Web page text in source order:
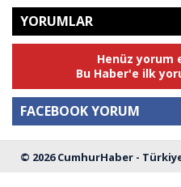
YORUMLAR
Henüz yorum
Bu Haber'e ilk
FACEBOOK YORUM
Yorum
© 2026 CumhurHaber -